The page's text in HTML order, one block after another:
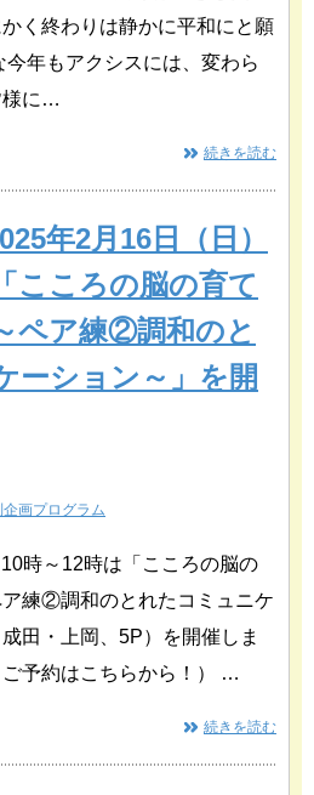
く終わりは静かに平和にと願
今年もアクシスには、変わら
様に…
続きを読む
年2月16日（日）
こころの脳の育て
ペア練②調和のと
ーション～」を開
企画プログラム
時～12時は「こころの脳の
練②調和のとれたコミュニケ
田・上岡、5P）を開催しま
予約はこちらから！） …
続きを読む